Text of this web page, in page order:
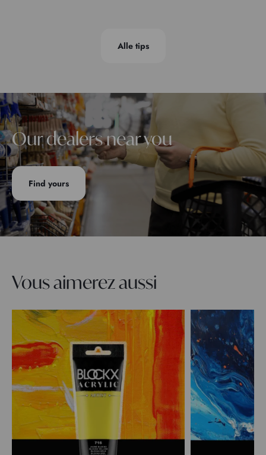
Alle tips
Our dealers near you
Find yours
Vous aimerez aussi